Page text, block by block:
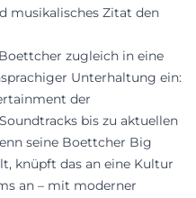
musikalisches Zitat den
zugleich in eine
Unterhaltung ein:
der
bis zu aktuellen
seine Boettcher Big
knüpft das an eine Kultur
an – mit moderner